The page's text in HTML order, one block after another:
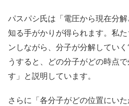
パスパシ氏は「電圧から現在分
知る手がかりが得られます。私
ンしながら、分子が分解してい
うすると、どの分子がどの時点
す」と説明しています。
さらに「各分子がどの位置にい